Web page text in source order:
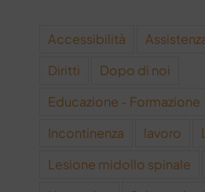
Accessibilità
Diritti
Dopo di noi
Educazione - Formazione
Incontinenza
lavoro
Lesione midollo spinale